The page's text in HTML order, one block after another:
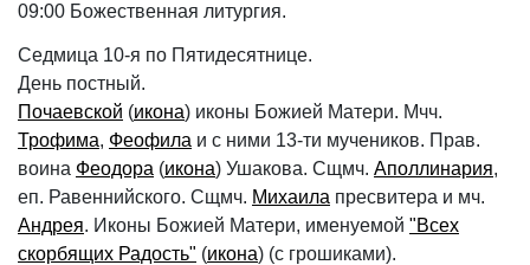
09:00 Божественная литургия.
Седмица 10-я по Пятидесятнице.
День постный.
Почаевской (икона) иконы Божией Матери. Мчч.
Трофима, Феофила и с ними 13-ти мучеников. Прав.
воина Феодора (икона) Ушакова. Сщмч. Аполлинария,
еп. Равеннийского. Сщмч. Михаила пресвитера и мч.
Андрея. Иконы Божией Матери, именуемой "Всех
скорбящих Радость" (икона) (с грошиками).